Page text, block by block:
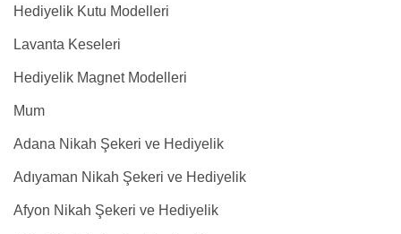
Hediyelik Kutu Modelleri
Lavanta Keseleri
Hediyelik Magnet Modelleri
Mum
Adana Nikah Şekeri ve Hediyelik
Adıyaman Nikah Şekeri ve Hediyelik
Afyon Nikah Şekeri ve Hediyelik